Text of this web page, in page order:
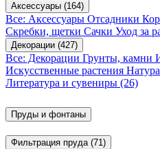
Аксессуары (164)
Все: Аксессуары Отсадники
Скребки, щетки Сачки Уход за
Декорации (427)
Все: Декорации Грунты, камни
Искусственные растения
Литература и сувениры (26)
Пруды и фонтаны
Фильтрация пруда (71)